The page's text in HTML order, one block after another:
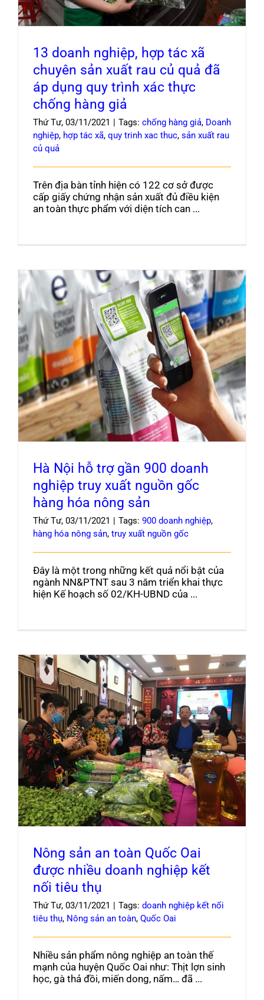
13 doanh nghiệp, hợp tác xã
chuyên sản xuất rau củ quả đã
áp dụng quy trình xác thực
chống hàng giả
Thứ Tư, 03/11/2021 | Tags: chống hàng giả, Doanh
nghiệp, hợp tác xã, quy trinh xac thuc, sản xuất rau
củ quả
Trên địa bàn tỉnh hiện có 122 cơ sở được
cấp giấy chứng nhận sản xuất đủ điều kiện
an toàn thực phẩm với diện tích can ...
Hà Nội hỗ trợ gần 900 doanh nghiệp truy xuất
nguồn gốc hàng hóa nông sản
Hà Nội hỗ trợ gần 900 doanh
nghiệp truy xuất nguồn gốc
hàng hóa nông sản
Thứ Tư, 03/11/2021 | Tags: 900 doanh nghiệp,
hàng hóa nông sản, truy xuất nguồn gốc
Đây là một trong những kết quả nổi bật của
ngành NN&PTNT sau 3 năm triển khai thực
hiện Kế hoạch số 02/KH-UBND của ...
Nông sản an toàn Quốc Oai được nhiều
doanh nghiệp kết nối tiêu thụ
Nông sản an toàn Quốc Oai
được nhiều doanh nghiệp kết
nối tiêu thụ
Thứ Tư, 03/11/2021 | Tags: doanh nghiệp kết nối
tiêu thụ, Nông sản an toàn, Quốc Oai
Nhiều sản phẩm nông nghiệp an toàn thế
mạnh của huyện Quốc Oai như: Thịt lợn sinh
học, gà thả đồi, miến dong, nấm… đã ...